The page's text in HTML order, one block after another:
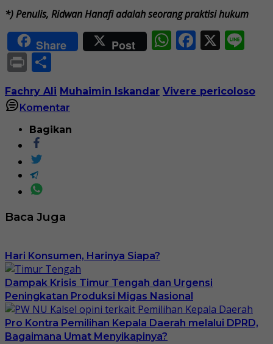
*) Penulis, Ridwan Hanafi adalah seorang praktisi hukum
Share Post WhatsApp
X
Print
Fachry Ali Muhaimin Iskandar Vivere pericoloso
Komentar
Bagikan
Baca Juga
Hari Konsumen, Harinya Siapa?
Dampak Krisis Timur Tengah dan Urgensi
Peningkatan Produksi Migas Nasional
Pro Kontra Pemilihan Kepala Daerah melalui DPRD,
Bagaimana Umat Menyikapinya?